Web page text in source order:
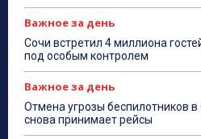
Важное за день
Сочи встретил 4 миллиона
под особым контролем
Важное за день
Отмена угрозы беспилотников
снова принимает рейсы